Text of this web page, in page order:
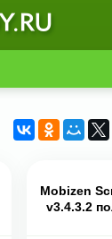
Mobizen
v3.4.3.2